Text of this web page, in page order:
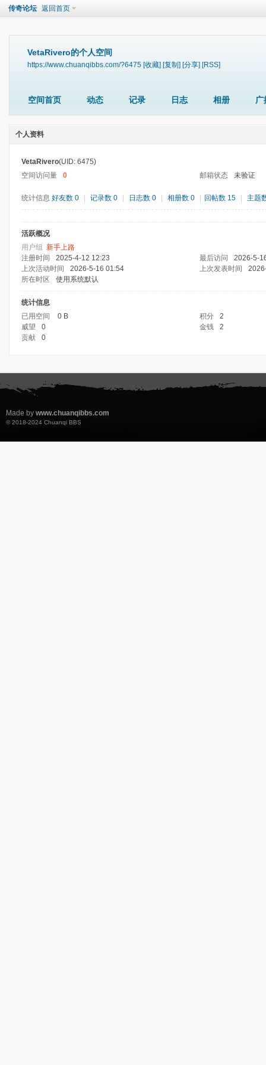
传奇论坛 返回首页
VetaRivero的个人空间
https://www.chuanqibbs.com/?6475 [收藏] [复制] [分享] [RSS]
空间首页 动态 记录 日志 相册 广
个人资料
VetaRivero(UID: 6475)
空间访问量
0 邮箱状态 未验证
统计信息 好友数 0 记录数 0 日志数 0 相册数 0 回帖数 15 主题
活跃概况
用户组 新手上路
注册时间
2025-4-12 12:23 最后访问
2026-5-
上次活动时间
2026-5-16 01:54 上次发表时间
所在时区
使用系统默认
统计信息
已用空间
0 B 积分
2
威望
0 金钱
2
贡献
0
Made by www.chuanqibbs.com
© 2018-2024 Chuanqi BBS